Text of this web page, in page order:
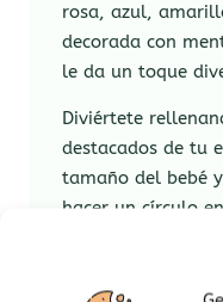
rosa, azul,
decorada con
le da un toque
Diviértete
destacados de tu
tamaño del bebé
hacer un círculo